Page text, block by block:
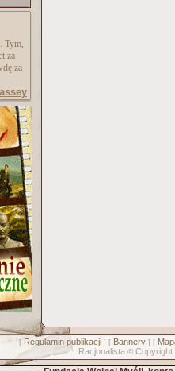
Tym,
za
za
[ Regulamin publikacji] [ Bannery] [
Racjonalista © Copyright